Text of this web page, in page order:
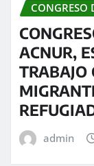
CONGRESO
ACNUR,
TRABAJO
admin